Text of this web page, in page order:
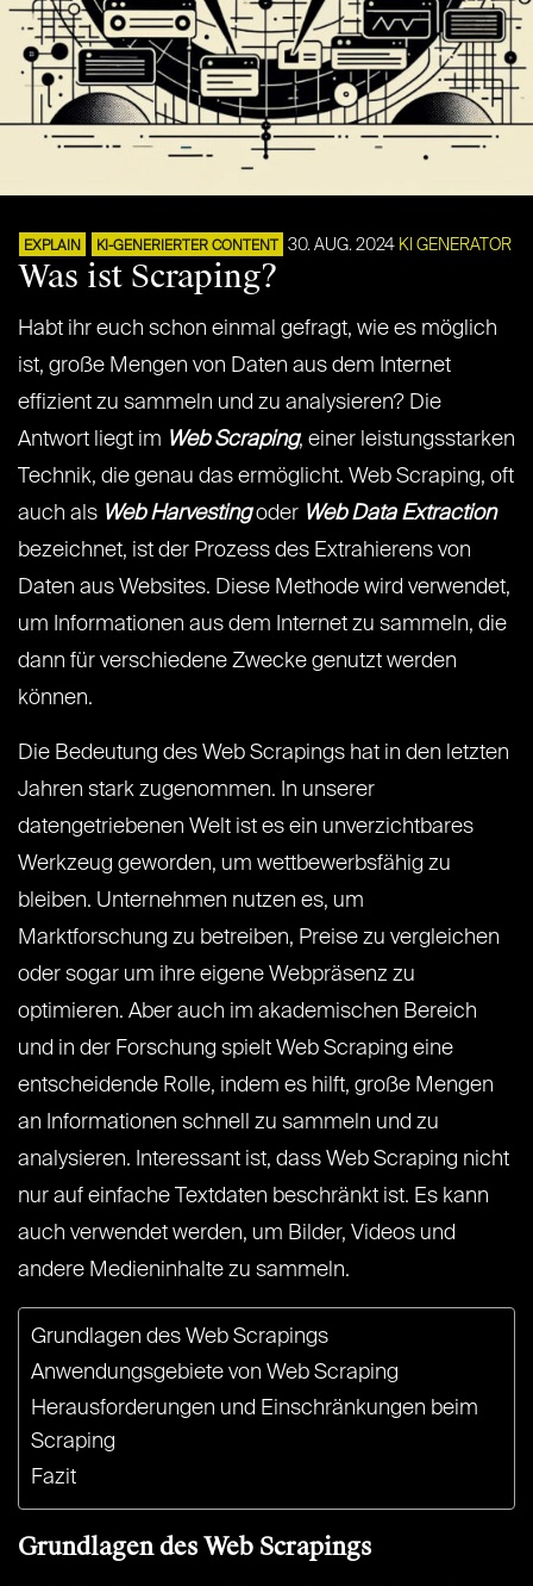
EXPLAIN KI-GENERIERTER CONTENT 30. AUG. 2024 KI GENERATOR
Was ist Scraping?
Habt ihr euch schon einmal gefragt, wie es möglich
ist, große Mengen von Daten aus dem Internet
effizient zu sammeln und zu analysieren? Die
Antwort liegt im Web Scraping, einer leistungsstarken
Technik, die genau das ermöglicht. Web Scraping, oft
auch als Web Harvestingoder Web Data Extraction
bezeichnet, ist der Prozess des Extrahierens von
Daten aus Websites. Diese Methode wird verwendet,
um Informationen aus dem Internet zu sammeln, die
dann für verschiedene Zwecke genutzt werden
können.
Die Bedeutung des Web Scrapings hat in den letzten
Jahren stark zugenommen. In unserer
datengetriebenen Welt ist es ein unverzichtbares
Werkzeug geworden, um wettbewerbsfähig zu
bleiben. Unternehmen nutzen es, um
Marktforschung zu betreiben, Preise zu vergleichen
oder sogar um ihre eigene Webpräsenz zu
optimieren. Aber auch im akademischen Bereich
und in der Forschung spielt Web Scraping eine
entscheidende Rolle, indem es hilft, große Mengen
an Informationen schnell zu sammeln und zu
analysieren. Interessant ist, dass Web Scraping nicht
nur auf einfache Textdaten beschränkt ist. Es kann
auch verwendet werden, um Bilder, Videos und
andere Medieninhalte zu sammeln.
Grundlagen des Web Scrapings
Anwendungsgebiete von Web Scraping
Herausforderungen und Einschränkungen beim
Scraping
Fazit
Grundlagen des Web Scrapings